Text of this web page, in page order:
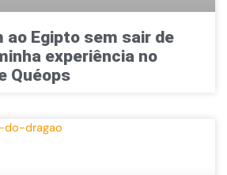
ao Egipto sem sair de
experiência no
Quéops